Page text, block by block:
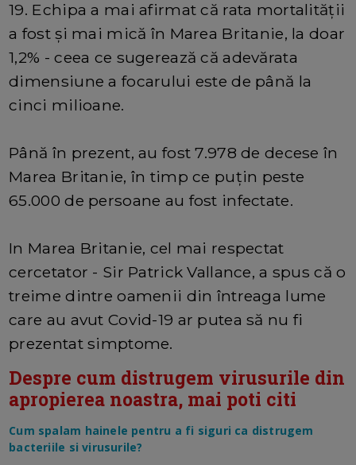
19. Echipa a mai afirmat că rata mortalității
a fost și mai mică în Marea Britanie, la doar
1,2% - ceea ce sugerează că adevărata
dimensiune a focarului este de până la
cinci milioane.
Până în prezent, au fost 7.978 de decese în
Marea Britanie, în timp ce puțin peste
65.000 de persoane au fost infectate.
In Marea Britanie, cel mai respectat
cercetator - Sir Patrick Vallance, a spus că o
treime dintre oamenii din întreaga lume
care au avut Covid-19 ar putea să nu fi
prezentat simptome.
Despre cum distrugem virusurile din
apropierea noastra, mai poti citi
Cum spalam hainele pentru a fi siguri ca distrugem
bacteriile si virusurile?